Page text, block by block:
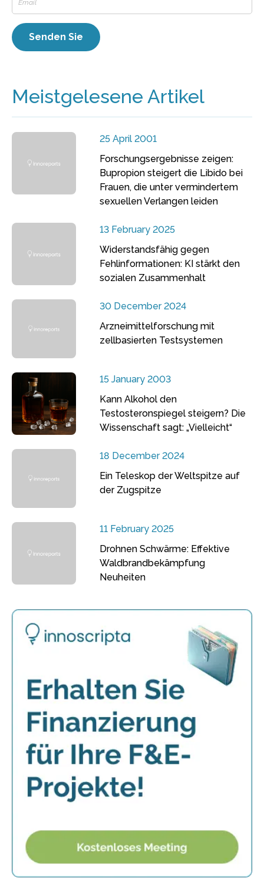
Meistgelesene Artikel
25 April 2001
Forschungsergebnisse zeigen:
Bupropion steigert die Libido bei
Frauen, die unter vermindertem
sexuellen Verlangen leiden
13 February 2025
Widerstandsfähig gegen
Fehlinformationen: KI stärkt den
sozialen Zusammenhalt
30 December 2024
Arzneimittelforschung mit
zellbasierten Testsystemen
15 January 2003
Kann Alkohol den
Testosteronspiegel steigern? Die
Wissenschaft sagt: „Vielleicht“
18 December 2024
Ein Teleskop der Weltspitze auf
der Zugspitze
11 February 2025
Drohnen Schwärme: Effektive
Waldbrandbekämpfung
Neuheiten